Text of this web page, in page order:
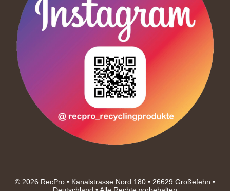
© 2026 RecPro • Kanalstrasse Nord 180 • 26629 Großefehn •